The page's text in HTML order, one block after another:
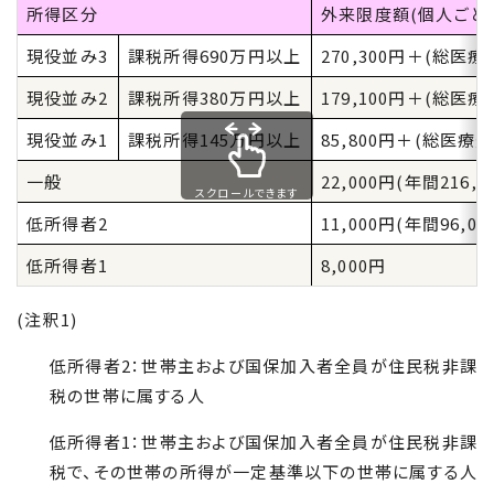
所得区分
外来限度額(個人ごと)
現役並み3 課税所得690万円以上
270,300円＋(総医療
現役並み2 課税所得380万円以上
179,100円＋(総医療
現役並み1 課税所得145万円以上
85,800円＋(総医療
一般
22,000円(年間216
低所得者2 11,000円(年間
低所得者1 8,000円
スクロールできます
(注釈1)
低所得者2：世帯主および国保加入者全員が住民税非課
税の世帯に属する人
低所得者1 ：世帯主および国保加入者全員が住民税非課
税で、その世帯の所得が一定基準以下の世帯に属する人